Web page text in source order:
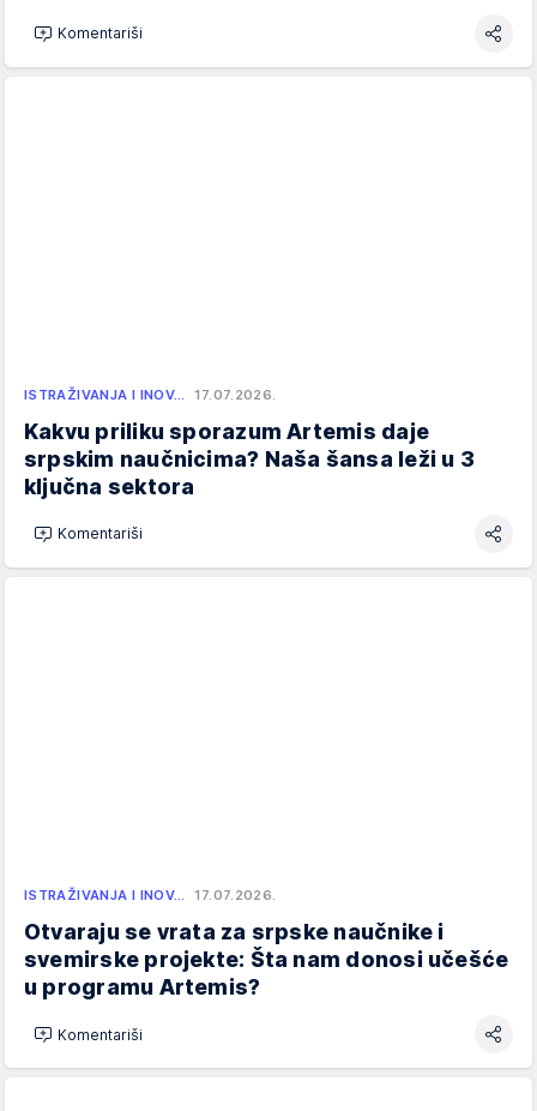
Komentariši
ISTRAŽIVANJA I INOV… 17.07.2026.
Kakvu priliku sporazum Artemis daje
srpskim naučnicima? Naša šansa leži u 3
ključna sektora
Komentariši
ISTRAŽIVANJA I INOV… 17.07.2026.
Otvaraju se vrata za srpske naučnike i
svemirske projekte: Šta nam donosi učešće
u programu Artemis?
Komentariši